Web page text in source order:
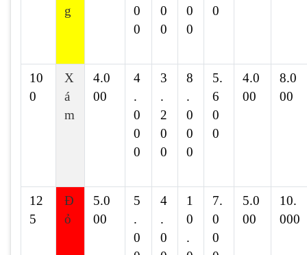
g
0
0
0
0
0
0
0
10
0
X
á
m
4.0
00
4
.
0
0
0
3
.
2
0
0
8
.
0
0
0
5.
6
0
0
4.0
00
8.0
00
12
5
Đ
ỏ
5.0
00
5
.
0
4
.
0
1
0
.
7.
0
0
5.0
00
10.
000